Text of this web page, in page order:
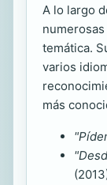
A lo largo
temática.
varios
más